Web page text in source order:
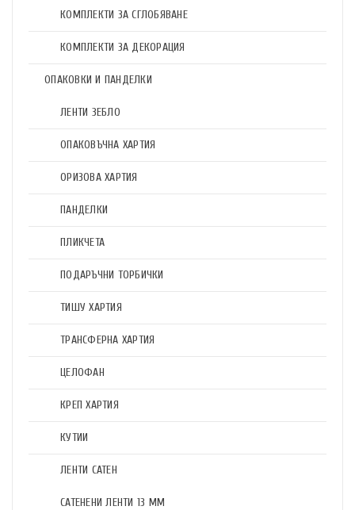
КОМПЛЕКТИ ЗА СГЛОБЯВАНЕ
КОМПЛЕКТИ ЗА ДЕКОРАЦИЯ
ОПАКОВКИ И ПАНДЕЛКИ
ЛЕНТИ ЗЕБЛО
ОПАКОВЪЧНА ХАРТИЯ
ОРИЗОВА ХАРТИЯ
ПАНДЕЛКИ
ПЛИКЧЕТА
ПОДАРЪЧНИ ТОРБИЧКИ
ТИШУ ХАРТИЯ
ТРАНСФЕРНА ХАРТИЯ
ЦЕЛОФАН
КРЕП ХАРТИЯ
КУТИИ
ЛЕНТИ САТЕН
САТЕНЕНИ ЛЕНТИ 13 ММ